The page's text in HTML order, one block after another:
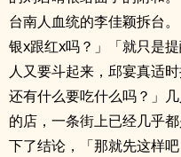
台南人血统的李佳颖拆台
银x跟红x吗？」「就只是
人又要斗起来，邱宴真适
还有什么要吃什么吗？」
的店，一条街上已经几乎
下了结论，「那就先这样